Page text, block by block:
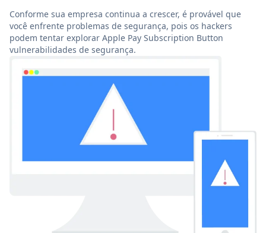
Conforme sua empresa continua a crescer, é provável que
você enfrente problemas de segurança, pois os hackers
podem tentar explorar Apple Pay Subscription Button
vulnerabilidades de segurança.